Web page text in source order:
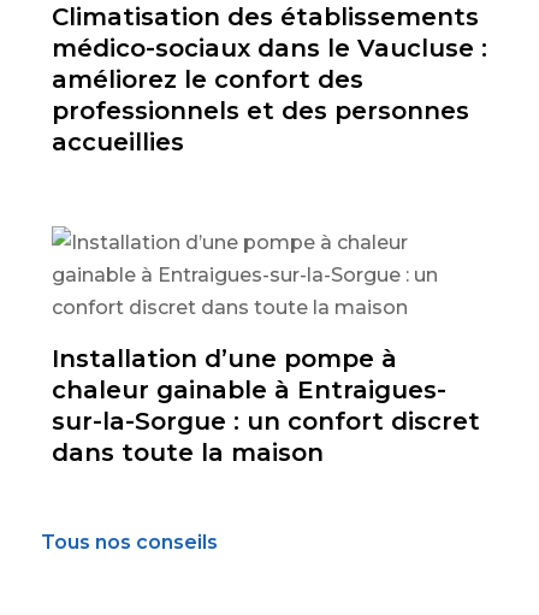
Climatisation des établissements
médico-sociaux dans le Vaucluse :
améliorez le confort des
professionnels et des personnes
accueillies
Installation d’une pompe à
chaleur gainable à Entraigues-
sur-la-Sorgue : un confort discret
dans toute la maison
Tous nos conseils